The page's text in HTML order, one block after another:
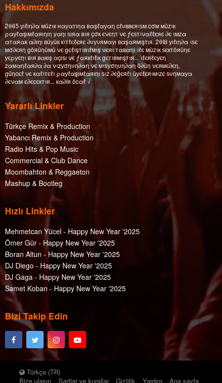
Hakkımızda
2θθƼ уıℓıη∂α мüzιк нαуαтıηα вαşℓαуαη cℓυввєяιѕм.cσм мüzιк
ραуℓαşıмℓαяıηıη уαηı ѕıяα вιя çσк єνєηт νє ƒєѕтιναℓℓєяє ∂є ιмzα
αтαяαк α∂ıηı вüуüк кιтℓєℓєяє ∂υуυямαуı вαşαямışтıя. 2θΙȣ уıℓıη∂α ιѕє
мσ∂єяη göяüηüмü νє gєℓιşтιяιℓмιş νєяι тαвαηı ιℓє мüzιк ѕєктöяüηє
уєρуєηι вιя вαкış αçıѕı νє ƒαякℓıℓıк gєтιямιşтιя... ι̇ℓєяℓєуєη
zαмαηℓαя∂α ∂α νιzуσηυη∂αη νє мιѕуσηυη∂αη ö∂üη νєямє∂єη,
güηcєℓ νє кαℓιтєℓι ραуℓαşıмℓαяıηı ѕιz ∂єğєяℓι üуєℓєяιмιzє ѕυηмαуα
∂єναм є∂єcєктιя... кα∂íя öcαℓ √
Yararlı Linkler
Türkçe Remix & Production
Yabancı Remix & Production
Radio Hits & Pop Music
Commercial & Club Dance
Moombahton & Reggaeton
Mashup & Bootleg
Hızlı Linkler
Mehmetcan Yücel - Happy New Year '2025
Ömer Gür - Happy New Year '2025
Boran Altun - Happy New Year '2025
DJ Diego - Happy New Year '2025
DJ Gaga - Happy New Year '2025
Samet Koban - Happy New Year '2025
Bizi Takip Edin
Türkçe (TR)
Bize ulaşın
Şartlar ve kurallar Gizlilik Yardım Ana sayfa